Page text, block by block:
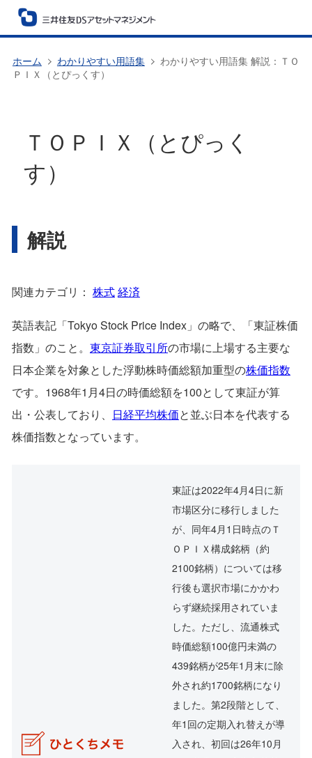
ホーム わかりやすい用語集
わかりやすい用語集 解説：ＴＯ
ＰＩＸ（とぴっくす）
ＴＯＰＩＸ（とぴっく
す）
解説
関連カテゴリ： 株式経済
英語表記「Tokyo Stock Price Index」の略で、「東証株価
指数」のこと。 東京証券取引所の市場に上場する主要な
日本企業を対象とした浮動株時価総額加重型の株価指数
です。1968年1月4日の時価総額を100として東証が算
出・公表しており、 日経平均株価と並ぶ日本を代表する
株価指数となっています。
東証は2022年4月4日に新
市場区分に移行しました
が、同年4月1日時点のＴ
ＯＰＩＸ構成銘柄（約
2100銘柄）については移
行後も選択市場にかかわ
らず継続採用されていま
した。ただし、流通株式
時価総額100億円未満の
439銘柄が25年1月末に除
外され約1700銘柄になり
ました。第2段階として、
年1回の定期入れ替えが導
入され、初回は26年10月